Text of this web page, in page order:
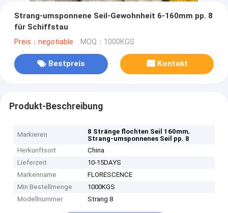
Strang-umsponnene Seil-Gewohnheit 6-160mm pp. 8
für Schiffstau
Preis：negotiable MOQ：1000KGS
Bestpreis Kontakt
Produkt-Beschreibung
Markieren 8 Stränge flochten Seil 160mm,
Strang-umsponnenes Seil pp. 8
Herkunftsort
China
Lieferzeit
10-15DAYS
Markenname
FLORESCENCE
Min Bestellmenge
1000KGS
Modellnummer
Strang 8